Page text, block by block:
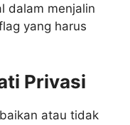
dalam menjalin
yang harus
Privasi
atau tidak